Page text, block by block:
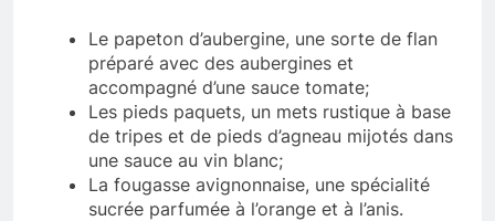
Le papeton d’aubergine, une sorte de flan
préparé avec des aubergines et
accompagné d’une sauce tomate;
Les pieds paquets, un mets rustique à base
de tripes et de pieds d’agneau mijotés dans
une sauce au vin blanc;
La fougasse avignonnaise, une spécialité
sucrée parfumée à l’orange et à l’anis.